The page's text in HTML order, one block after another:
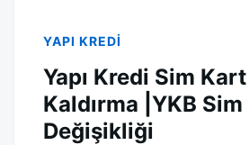
YAPI KREDI
Yapı Kredi Sim
Kaldırma |YKB
Değişikliği